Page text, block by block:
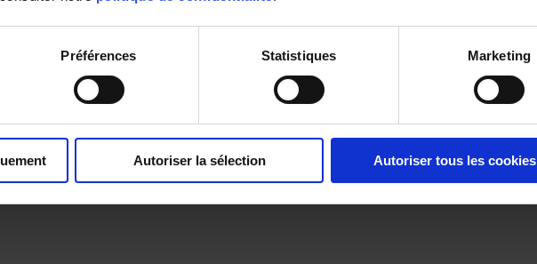
Préférences Statistiques Marketing
Autoriser la sélection Autoriser tous les cookies